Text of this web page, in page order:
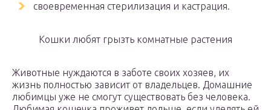
своевременная стерилизация и кастрация.
Кошки любят грызть комнатные растения
Животные нуждаются в заботе своих хозяев, их
жизнь полностью зависит от владельцев. Домашние
любимцы уже не смогут существовать без человека.